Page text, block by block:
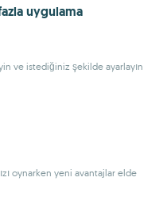
uygulama
ve istediğiniz şekilde ayarlayın
oynarken yeni avantajlar elde